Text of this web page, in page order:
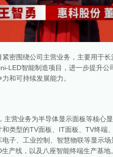
密围绕公司主营业务，主要用于
LED智能制造项目，进一步提升
和可持续发展能力。
主营业务为半导体显示面板等核心
类型的TV面板、IT面板、TV终端
子、工业控制、智慧物联等显示
产线，以及八座智能终端生产基